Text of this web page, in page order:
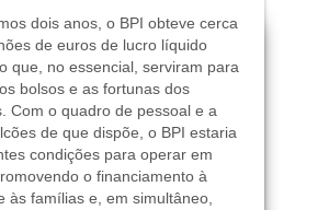
dois anos, o BPI obteve cerca
de euros de lucro líquido
que, no essencial, serviram para
bolsos e as fortunas dos
Com o quadro de pessoal e a
de que dispõe, o BPI estaria
condições para operar em
o financiamento à
às famílias e, em simultâneo,